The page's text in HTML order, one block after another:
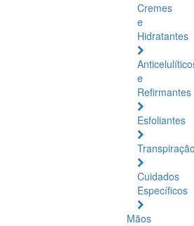
Cremes
e
Hidratantes
e
Refirmantes
Esfoliantes
Transpiração
Cuidados
Específicos
Mãos